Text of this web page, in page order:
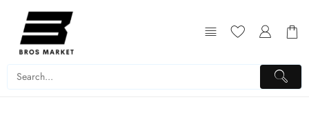
Перейти
содержимому